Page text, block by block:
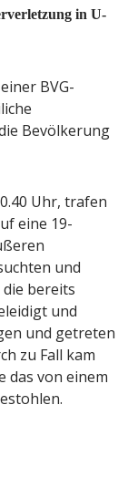
in U-
BVG-
Bevölkerung
Uhr, trafen
eine 19-
und
bereits
und
und getreten
zu Fall kam
das von einem